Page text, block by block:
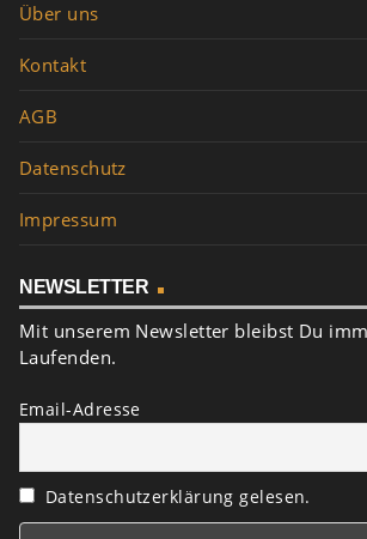
Über uns
Kontakt
AGB
Datenschutz
Impressum
NEWSLETTER
Mit unserem Newsletter bleibst Du
Laufenden.
Email-Adresse
Datenschutzerklärung gelesen.